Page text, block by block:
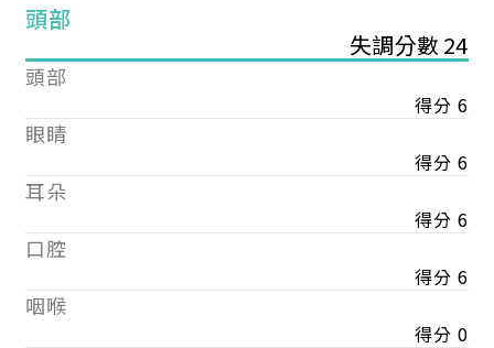
頭部
失調分數 24
頭部
得分 6
眼睛
得分 6
耳朵
得分 6
口腔
得分 6
咽喉
得分 0